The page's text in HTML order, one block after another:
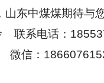
山东中煤煤期待与
联系电话：
信：